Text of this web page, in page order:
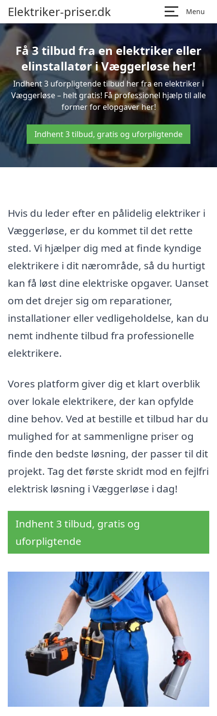
Elektriker-priser.dk Menu
Få 3 tilbud fra en elektriker eller
elinstallatør i Væggerløse her!
Indhent 3 uforpligtende tilbud her fra en elektriker i
Væggerløse – helt gratis! Få professionel hjælp til alle
former for elopgaver her!
Indhent 3 tilbud, gratis og uforpligtende
Hvis du leder efter en pålidelig elektriker i
Væggerløse, er du kommet til det rette
sted. Vi hjælper dig med at finde kyndige
elektrikere i dit nærområde, så du hurtigt
kan få løst dine elektriske opgaver. Uanset
om det drejer sig om reparationer,
installationer eller vedligeholdelse, kan du
nemt indhente tilbud fra professionelle
elektrikere.
Vores platform giver dig et klart overblik
over lokale elektrikere, der kan opfylde
dine behov. Ved at bestille et tilbud har du
mulighed for at sammenligne priser og
finde den bedste løsning, der passer til dit
projekt. Tag det første skridt mod en fejlfri
elektrisk løsning i Væggerløse i dag!
Indhent 3 tilbud, gratis og
uforpligtende